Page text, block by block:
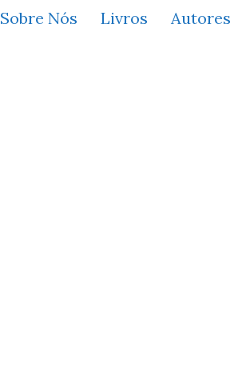
Sobre Nós Livros Autores